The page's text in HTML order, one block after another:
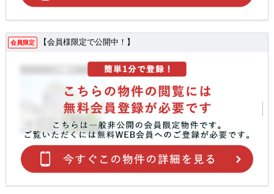
会員限定 【会員様限定で公開中！】